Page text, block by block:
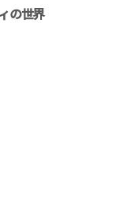
の世界